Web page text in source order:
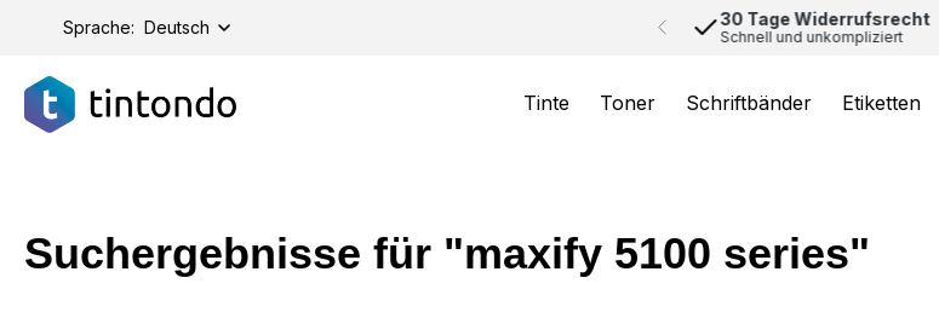
Zur Hauptnavigation springen
Sprache: Deutsch 30 Tage Widerrufsrecht
Schnell und unkompliziert
Tinte Toner Schriftbänder Etiketten
Suchergebnisse für "maxify 5100 series"